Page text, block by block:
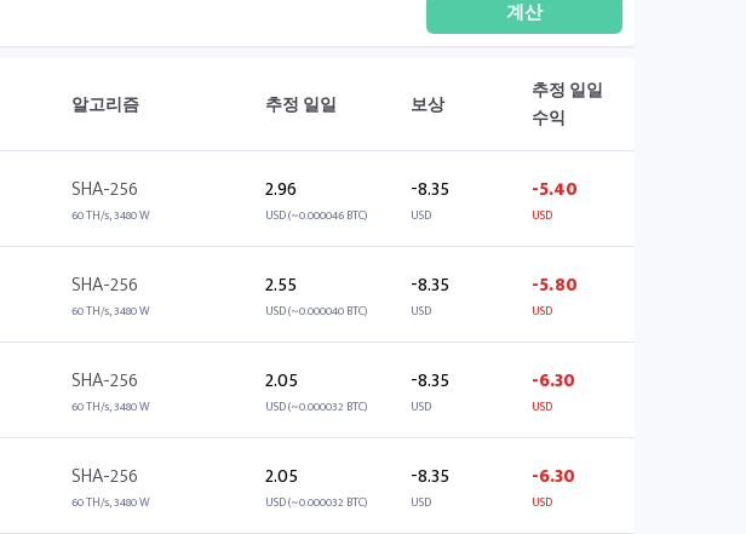
알고리즘 추정 일일 보상
추정 일일
수익
SHA-256
60 TH/s, 3480 W
2.96
USD (~0.000046 BTC)
-8.35
USD
-5.40
USD
SHA-256
60 TH/s, 3480 W
2.55
USD (~0.000040 BTC)
-8.35
USD
-5.80
USD
SHA-256
60 TH/s, 3480 W
2.05
USD (~0.000032 BTC)
-8.35
USD
-6.30
USD
SHA-256
60 TH/s, 3480 W
2.05
USD (~0.000032 BTC)
-8.35
USD
-6.30
USD